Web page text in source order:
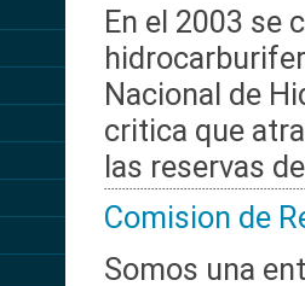
En el 2003 se
Nacional de
critica que
las reservas
Comision de
Somos una